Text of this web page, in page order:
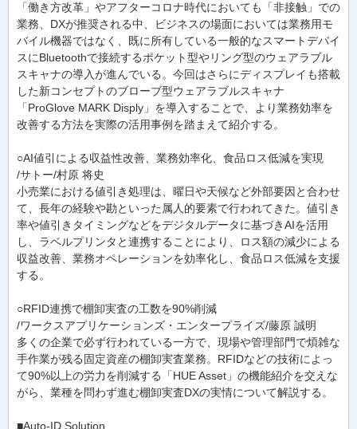
「働き方改革」やアフターコロナ時代においても「非接触」での
業務、DXが推奨される中、ビジネスの場面においては業務用モ
バイル機器ではなく、既に所有している一般的なスマートデバイ
スにBluetoothで接続するポケット型やリング型のウェアラブル
スキャナの導入が進んでいる。今回はさらにディスプレイも搭載
した新コンセプトのブローブ型ウェアラブルスキャナ
「ProGlove MARK Disply」を導入することで、より業務効率を
改善する方法を実際の活用事例を踏まえて紹介する。
○AI値引による収益性改善、業務効率化、食品ロス低減を実現
/サトー/村原 将史
小売業における値引き処理は、曜日や天候など外部要因と合わせ
て、長年の経験や勘といった属人的要素で行われてきた。値引き
率や値引きタイミングなどをデジタルデータに基づきAIを活用
し、ラベルプリンタと連携することにより、ロス額の減少による
収益改善、業務オペレーションを効率化し、食品ロス低減を支援
する。
○RFID連携で棚卸実査の工数を90%削減
/ワークスアプリケーションズ・エンタープライズ/藤原 誠明
多くの企業で必ず行われている一方で、現場や管理部門で煩雑な
手作業が残る固定資産の棚卸実査業務。RFIDなどの技術によっ
て90%以上の労力を削減する「HUE Asset」の機能紹介を交えな
がら、業種を問わず進む棚卸実査DXの実情について解説する。
■Auto-ID Solution